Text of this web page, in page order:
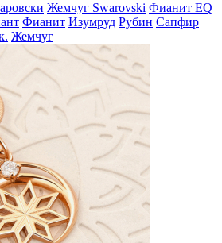
Жемчуг Swarovski Фианит EQ
Фианит Изумруд Рубин Сапфир
Жемчуг